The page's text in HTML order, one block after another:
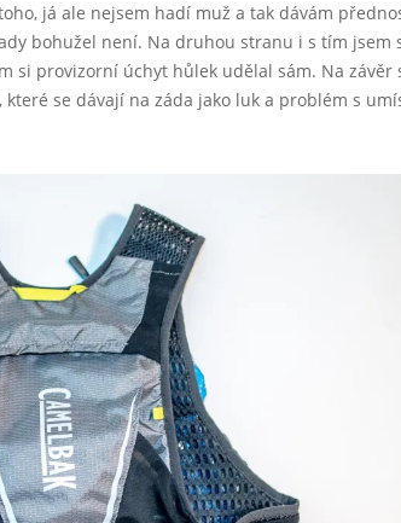
já ale nejsem hadí muž a tak dávám
bohužel není. Na druhou stranu i s tím jsem
si provizorní úchyt hůlek udělal sám. Na závěr
se dávají na záda jako luk a problém s